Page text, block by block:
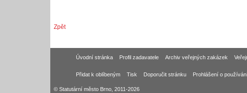
Zpět
Úvodní stránka Profil zadavatele Archiv veřejných zakázek
Přidat k oblíbeným Tisk Doporučit stránku Prohlášení o
© Statutární město Brno, 2011-2026